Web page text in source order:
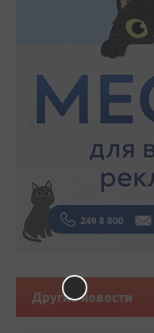
Другие новости